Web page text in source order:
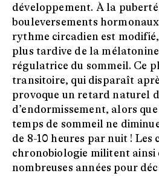
développement. À la
bouleversements
rythme circadien est
plus tardive de la
régulatrice du sommeil. Ce
transitoire, qui disparaît
provoque un retard naturel
d’endormissement, alors
temps de sommeil ne
de 8-10 heures par nuit ! Les
chronobiologie militent ainsi
nombreuses années pour